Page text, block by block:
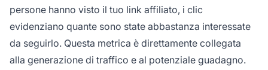
persone hanno visto il tuo link affiliato, i clic
evidenziano quante sono state abbastanza interessate
da seguirlo. Questa metrica è direttamente collegata
alla generazione di traffico e al potenziale guadagno.